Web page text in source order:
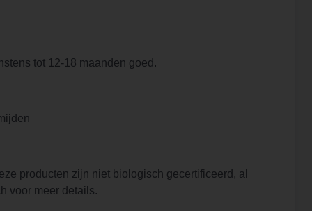
tot 12-18 maanden goed.
producten zijn niet biologisch gecertificeerd, al
voor meer details.